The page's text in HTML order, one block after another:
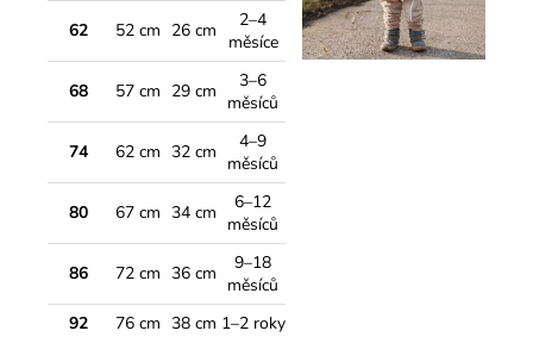
62 52 cm 26 cm
2–4
měsíce
68 57 cm 29 cm
3–6
měsíců
74 62 cm 32 cm
4–9
měsíců
80 67 cm 34 cm
6–12
měsíců
86 72 cm 36 cm
9–18
měsíců
92
76 cm 38 cm 1–2 roky